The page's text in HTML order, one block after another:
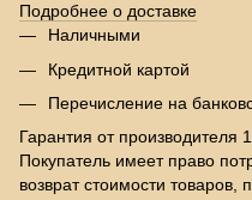
Подробнее о доставке
Наличными
Кредитной картой
Перечисление на
Гарантия от производителя
Покупатель имеет право
возврат стоимости товаров,